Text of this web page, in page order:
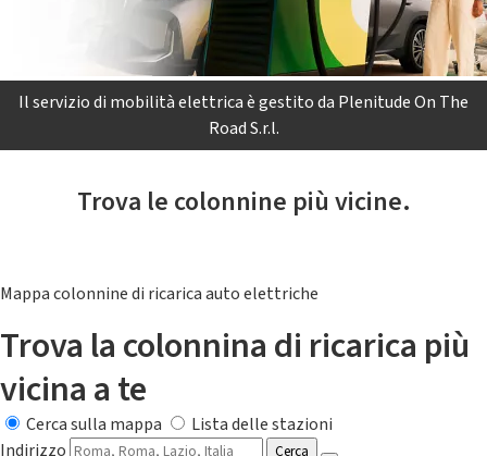
Il servizio di mobilità elettrica è gestito da Plenitude On The
Road S.r.l.
Trova le colonnine più vicine.
Mappa colonnine di ricarica auto elettriche
Trova la colonnina di ricarica più
vicina a te
Cerca sulla mappa
Lista delle stazioni
Indirizzo
Cerca